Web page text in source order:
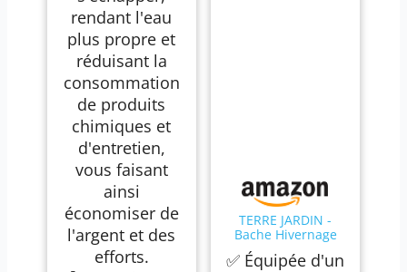
rendant l'eau
plus propre et
réduisant la
consommation
de produits
chimiques et
d'entretien,
vous faisant
ainsi
économiser de
l'argent et des
efforts.
TERRE JARDIN -
Bache Hivernage
Piscine Hors Sol -
Bâche Piscine
✅ Équipée d'un